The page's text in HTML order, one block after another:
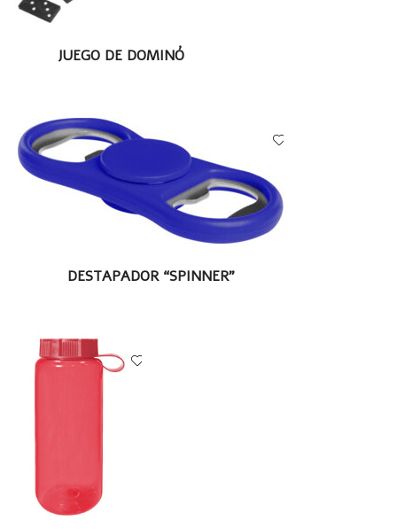
LEER MÁS
JUEGO DE DOMINÓ
LEER MÁS
DESTAPADOR “SPINNER”